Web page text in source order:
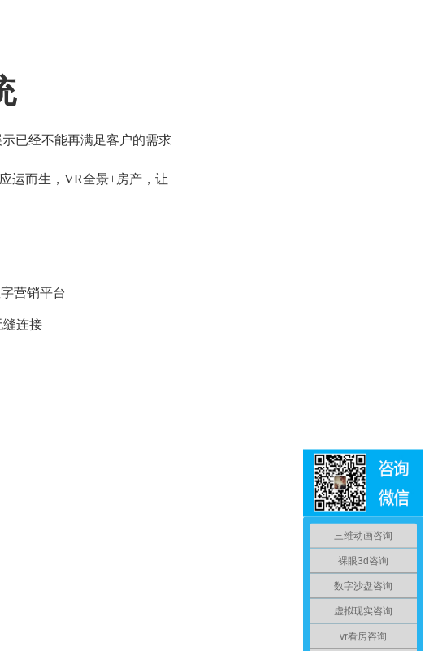
已经不能再满足客户的需求
运而生，VR全景+房产，让
营销平台
连接
三维动画咨询
裸眼3d咨询
数字沙盘咨询
虚拟现实咨询
vr看房咨询